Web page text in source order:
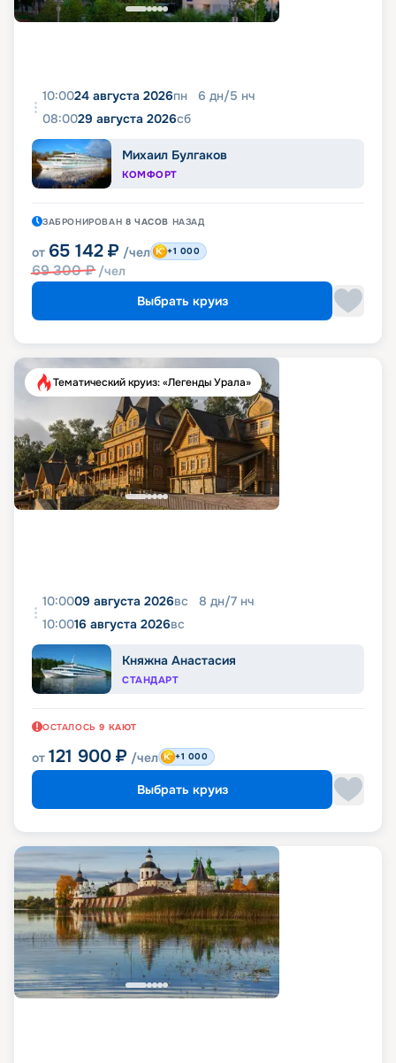
10:0024 августа 2026пн 6 дн/5 нч
08:0029 августа 2026сб
Михаил Булгаков
КОМФОРТ
ЗАБРОНИРОВАН 8 ЧАСОВ НАЗАД
от 65 142 ₽ /чел
69 300₽ /чел
+1 000
Выбрать круиз
Тематический круиз: «Легенды Урала»
10:0009 августа 2026вс 8 дн/7 нч
10:0016 августа 2026вс
Княжна Анастасия
СТАНДАРТ
ОСТАЛОСЬ 9 КАЮТ
от 121 900 ₽ /чел +1 000
Выбрать круиз